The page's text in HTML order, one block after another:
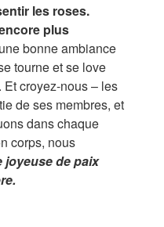
les roses.
plus
bonne ambiance
tourne et se love
croyez-nous – les
de ses membres, et
dans chaque
corps, nous
joyeuse de paix